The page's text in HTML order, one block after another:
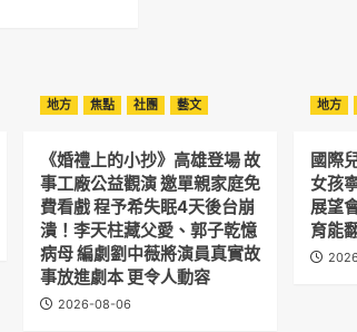
地方 焦點 社團 藝文
《婚禮上的小抄》高雄登場 故
事工廠公益觀演 邀單親家庭免
費看戲 程予希失眠4天後台崩
潰！李天柱藏父愛、郭子乾憶
病母 編劇劉中薇將演員真實故
事放進劇本 更令人動容
2026-08-06
地方
國際
女孩
展望
育能